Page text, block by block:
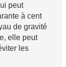
peut
à cent
de gravité
elle peut
les